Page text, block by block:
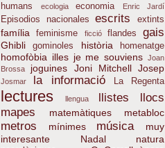
humans
ecologia economia Enric Jardí
Episodios nacionales escrits extints
família feminisme ficció flandes gais
Ghibli gominoles història homenatge
homofòbia illes je me souviens Joan
Brossa
joguines Joni Mitchell Josep
Josmar la informació La Regenta
lectures llengua llistes
llocs
mapes
matemàtiques metabloc
metros mínimes música
muy
interesante
Nadal natura